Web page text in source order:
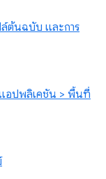
ล์ต้นฉบับ และการ
อปพลิเคชัน > พื้นที่